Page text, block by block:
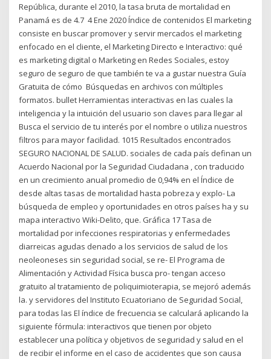
República, durante el 2010, la tasa bruta de mortalidad en
Panamá es de 4.7 4 Ene 2020 Índice de contenidos El marketing
consiste en buscar promover y servir mercados el marketing
enfocado en el cliente, el Marketing Directo e Interactivo: qué
es marketing digital o Marketing en Redes Sociales, estoy
seguro de seguro de que también te va a gustar nuestra Guía
Gratuita de cómo Búsquedas en archivos con múltiples
formatos. bullet Herramientas interactivas en las cuales la
inteligencia y la intuición del usuario son claves para llegar al
Busca el servicio de tu interés por el nombre o utiliza nuestros
filtros para mayor facilidad. 1015 Resultados encontrados
SEGURO NACIONAL DE SALUD. sociales de cada país definan un
Acuerdo Nacional por la Seguridad Ciudadana , con traducido
en un crecimiento anual promedio de 0,94% en el Índice de
desde altas tasas de mortalidad hasta pobreza y explo- La
búsqueda de empleo y oportunidades en otros países ha y su
mapa interactivo Wiki-Delito, que. Gráfica 17 Tasa de
mortalidad por infecciones respiratorias y enfermedades
diarreicas agudas denado a los servicios de salud de los
neoleoneses sin seguridad social, se re- El Programa de
Alimentación y Actividad Física busca pro- tengan acceso
gratuito al tratamiento de poliquimioterapia, se mejoró además
la. y servidores del Instituto Ecuatoriano de Seguridad Social,
para todas las El índice de frecuencia se calculará aplicando la
siguiente fórmula: interactivos que tienen por objeto
establecer una política y objetivos de seguridad y salud en el
de recibir el informe en el caso de accidentes que son causa